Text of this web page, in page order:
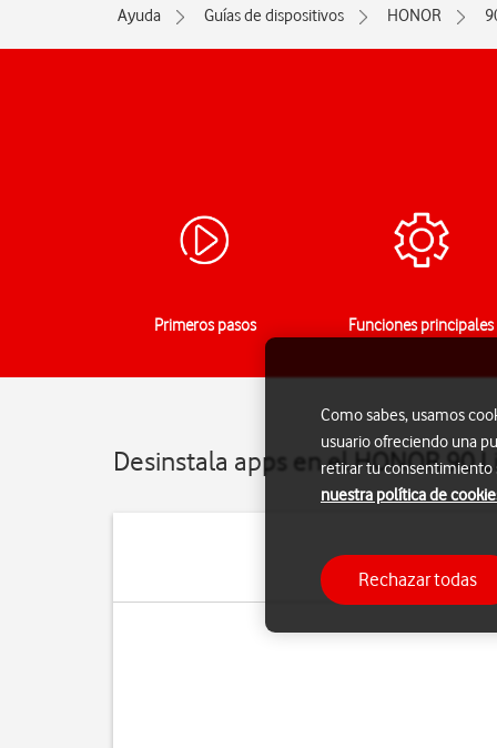
Ayuda Guías de dispositivos HONOR
Primeros pasos Funciones principales
Desinstala apps en el HONOR 90
Como sabes, usamos
usuario ofreciendo una
retirar tu consentimiento
nuestra política de
Rechazar todas